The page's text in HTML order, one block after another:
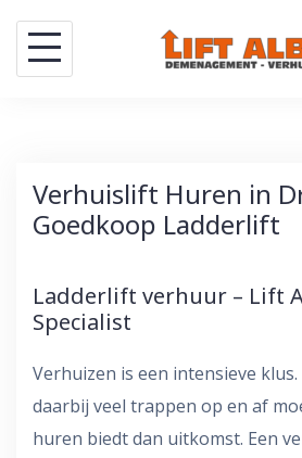
Skip
content
Verhuislift Huren in
Goedkoop Ladderlift
Ladderlift verhuur – Lift
Specialist
Verhuizen is een intensieve klus.
daarbij veel trappen op en af
huren biedt dan uitkomst. Een